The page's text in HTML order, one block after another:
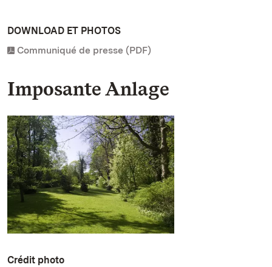
DOWNLOAD ET PHOTOS
Communiqué de presse (PDF)
Imposante Anlage
Crédit photo